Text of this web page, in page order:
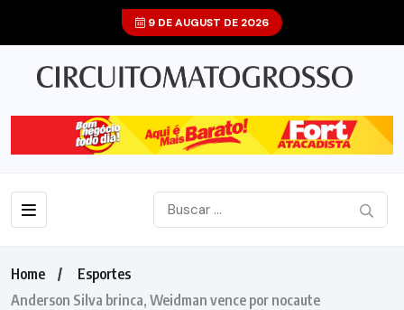
9 DE AUGUST DE 2026
Home
Esportes
Anderson Silva brinca, Weidman vence por nocaute